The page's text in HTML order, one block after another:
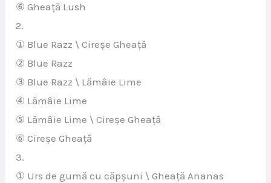
⑥ Gheață Lush
2.
① Blue Razz \ Cireșe Gheață
② Blue Razz
③ Blue Razz \ Lămâie Lime
④ Lămâie Lime
⑤ Lămâie Lime \ Cireșe Gheață
⑥ Cireșe Gheață
3.
① Urs de gumă cu căpșuni \ Gheață Ananas